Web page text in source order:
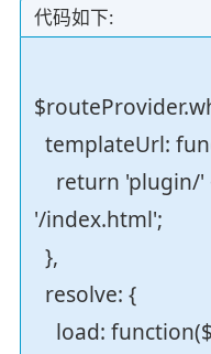
代码如下:
templateUrl:
return 'plugin/'
'/index.html';
},
resolve: {
load: